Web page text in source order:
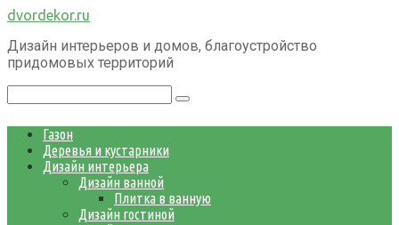
Перейти
контенту
dvordekor.ru
Дизайн интерьеров и домов, благоустройство
придомовых территорий
Газон
Деревья и кустарники
Дизайн интерьера
Дизайн ванной
Плитка в ванную
Дизайн гостиной